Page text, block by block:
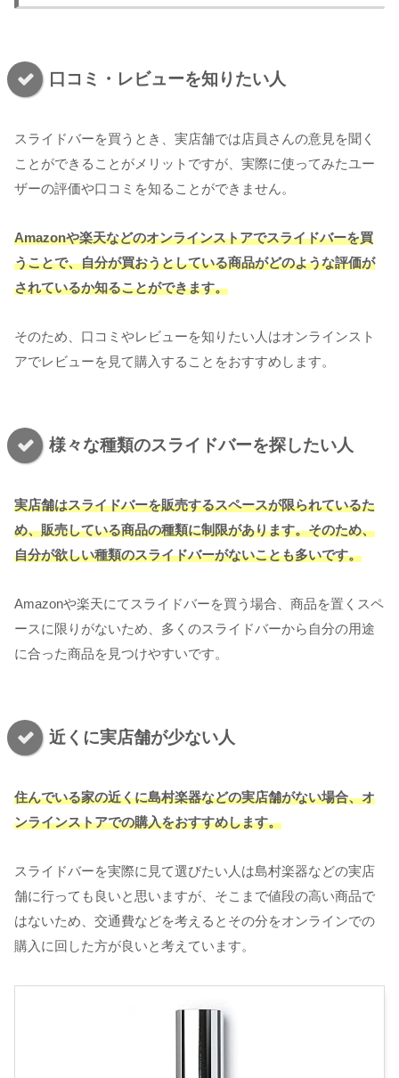
口コミ・レビューを知りたい人
スライドバーを買うとき、実店舗では店員さんの意見を聞く
ことができることがメリットですが、実際に使ってみたユー
ザーの評価や口コミを知ることができません。
Amazonや楽天などのオンラインストアでスライドバーを買
うことで、自分が買おうとしている商品がどのような評価が
されているか知ることができます。
そのため、口コミやレビューを知りたい人はオンラインスト
アでレビューを見て購入することをおすすめします。
様々な種類のスライドバーを探したい人
実店舗はスライドバーを販売するスペースが限られているた
め、販売している商品の種類に制限があります。そのため、
自分が欲しい種類のスライドバーがないことも多いです。
Amazonや楽天にてスライドバーを買う場合、商品を置くスペ
ースに限りがないため、多くのスライドバーから自分の用途
に合った商品を見つけやすいです。
近くに実店舗が少ない人
住んでいる家の近くに島村楽器などの実店舗がない場合、オ
ンラインストアでの購入をおすすめします。
スライドバーを実際に見て選びたい人は島村楽器などの実店
舗に行っても良いと思いますが、そこまで値段の高い商品で
はないため、交通費などを考えるとその分をオンラインでの
購入に回した方が良いと考えています。